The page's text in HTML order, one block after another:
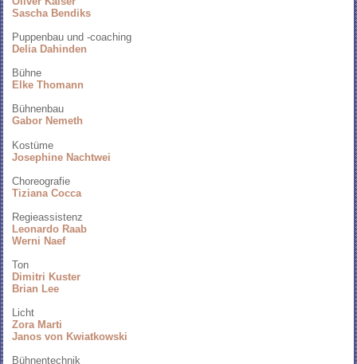
Sascha Bendiks
Puppenbau und -coaching
Delia Dahinden
Bühne
Elke Thomann
Bühnenbau
Gabor Nemeth
Kostüme
Josephine Nachtwei
Choreografie
Tiziana Cocca
Regieassistenz
Leonardo Raab
Werni Naef
Ton
Dimitri Kuster
Brian Lee
Licht
Zora Marti
Janos von Kwiatkowski
Bühnentechnik